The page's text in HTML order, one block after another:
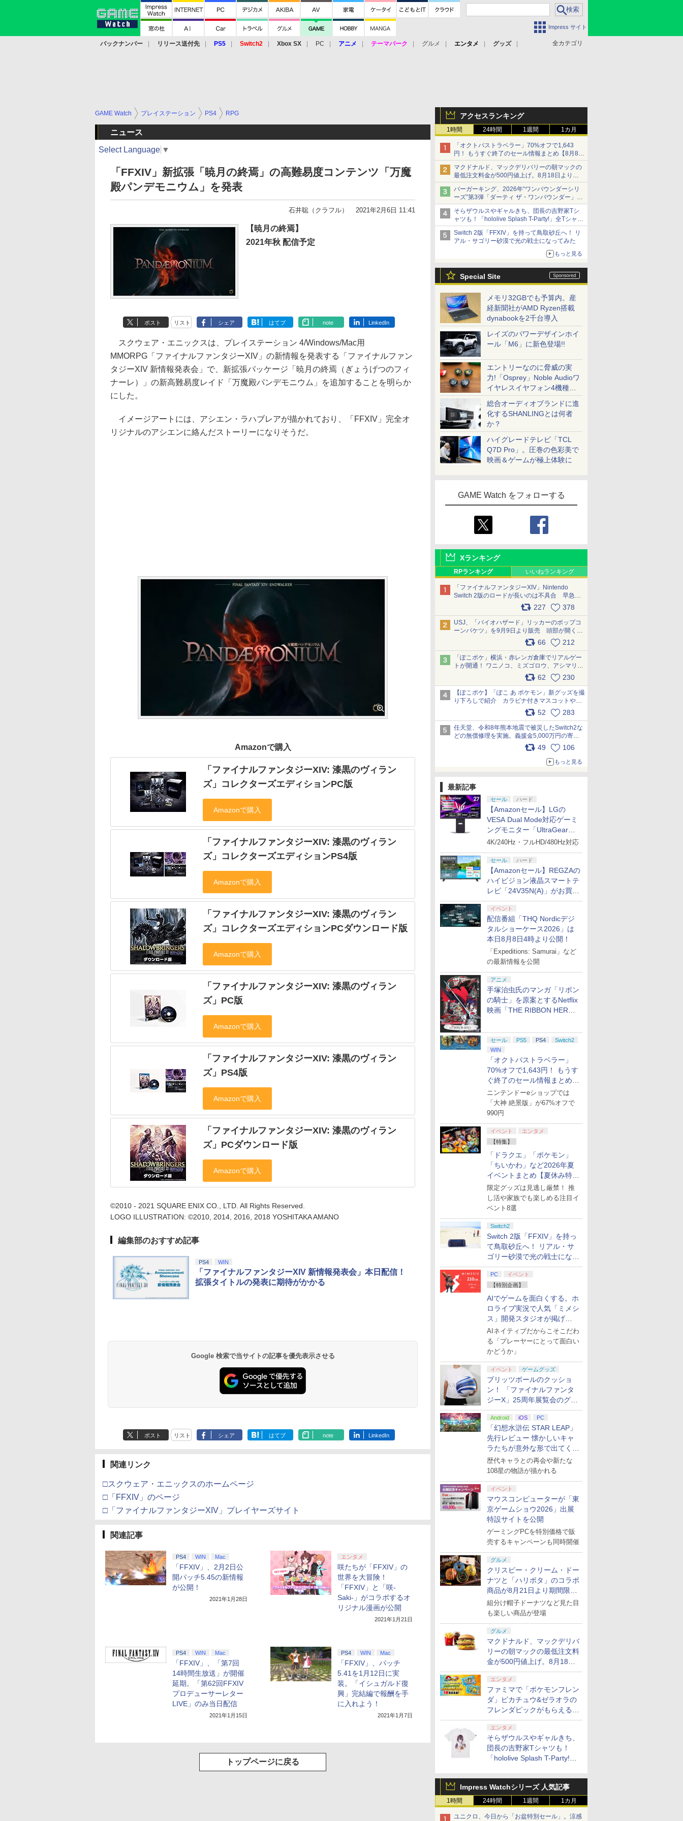
Impress サイト
全カテゴリ
バックナンバー リリース送付先 PS5 Switch2 Xbox SX PC アニメ テーマパーク グルメ エンタメ
グッズ
アクセスランキング
1時間 24時間 1週間 1カ月
「オクトパストラベラー」70%オフで1,643
円！ もうすぐ終了のセール情報まとめ【8月8日
更新】
ニンテンドーeショップでは「大神 絶景版」が
67%オフで990円
マクドナルド、マックデリバリーの朝マックの
最低注文料金が500円値上げ。8月18日より
1,500円から受付
バーガーキング、2026年“ワンパウンダーシリ
ーズ”第3弾「ダーティ ザ・ワンパウンダー」を
8月7日発売
「特製ガーリックマヨソース」を使用した超大
型チーズバーガー
そらザウルスやギャルきち、団長の吉野家Tシ
ャツも！「hololive Splash T-Party!」全Tシャツ
ラインナップ公開＆オンライン販売開始
Switch 2版「FFXIV」を持って鳥取砂丘へ！ リ
アル・サゴリー砂漠で光の戦士になってみた
もっと見る
Special Site
メモリ32GBでも予算内。産
経新聞社がAMD Ryzen搭載
dynabookを2千台導入
レイズのパワーデザインホイ
ール「M6」に新色登場!!
エントリーなのに脅威の実
力!「Osprey」Noble Audioワ
イヤレスイヤフォン4機種を
一気に聴く
総合オーディオブランドに進
化するSHANLINGとは何者
か？
ハイグレードテレビ「TCL
Q7D Pro」。圧巻の色彩美で
映画＆ゲームが極上体験に
GAME Watch をフォローする
Xランキング
RPランキング いいねランキング
「ファイナルファンタジーXIV」Nintendo
Switch 2版のロードが長いのは不具合 早急に
アップデートできるよう対応中227 378
USJ、「バイオハザード」リッカーのポップコ
ーンバケツ」を9月9日より販売 頭部が開く仕
組み。味は恐怖を堪のう「味噌フレーバー」
66 212
「ぽこポケ」横浜・赤レンガ倉庫でリアルゲー
トが開通！ ワニノコ、ミズゴロウ、アシマリ登
場シーンをレポート pic.x.com/LDgEByVl6D
62 230
【ぽこポケ】「ぽこ あ ポケモン」新グッズを撮
り下ろしで紹介 カラビナ付きマスコットやス
52 283
任天堂、令和8年熊本地震で被災したSwitch2な
どの無償修理を実施。義援金5,000万円の寄付
も発表 pic.x.com/BAYsMfUfUC
49 106
もっと見る
最新記事
セール ハード
【Amazonセール】LGの
VESA Dual Mode対応ゲーミ
ングモニター「UltraGear
27G850A-B」がお買い得！
4K/240Hz・フルHD/480Hz対応
セール ハード
【Amazonセール】REGZAの
ハイビジョン液晶スマートテ
レビ「24V35N(A)」がお買い
得！
イベント
配信番組「THQ Nordicデジ
タルショーケース2026」は
本日8月8日4時より公開！
「Expeditions: Samurai」など
の最新情報を公開
アニメ
手塚治虫氏のマンガ「リボン
の騎士」を原案とするNetflix
映画「THE RIBBON HERO
セール PS5 PS4
Switch2
WIN
「オクトパストラベラー」
70%オフで1,643円！ もうす
ぐ終了のセール情報まとめ
【8月8日更新】
ニンテンドーeショップでは
「大神 絶景版」が67%オフで
990円
イベント
エンタメ
【特集】
「ドラクエ」「ポケモン」
「ちいかわ」など2026年夏
イベントまとめ【夏休み特
集】
限定グッズは見逃し厳禁！ 推
し活や家族でも楽しめる注目イ
ベント8選
Switch2
Switch 2版「FFXIV」を持っ
て鳥取砂丘へ！ リアル・サ
ゴリー砂漠で光の戦士になっ
てみた
PC
イベント
【特別企画】
AIでゲームを面白くする。ホ
ロライブ実況で人気「ミメシ
ス」開発スタジオが掲げ
る“AI活用の信念”とは？【講
演レポート】
AIネイティブだからこそこだわ
る「プレーヤーにとって面白い
かどうか」
イベント ゲームグッズ
ブリッツボールのクッショ
ン！ 「ファイナルファンタ
ジーX」25周年展覧会のグッ
ズ情報が公開
Android iOS PC
「幻想水滸伝 STAR LEAP」
先行レビュー 懐かしいキャ
ラたちが意外な形で出てくる
シリーズ完全新作！
歴代キャラとの再会や新たな
108星の物語が描かれる
イベント
マウスコンピューターが「東
京ゲームショウ2026」出展
特設サイトを公開
ゲーミングPCを特別価格で販
売するキャンペーンも同時開催
グルメ
クリスピー・クリーム・ドー
ナツと「ハリポタ」のコラボ
商品が8月21日より期間限定
で発売
組分け帽子ドーナツなど見た目
も楽しい商品が登場
グルメ
マクドナルド、マックデリバ
リーの朝マックの最低注文料
金が500円値上げ。8月18日
より1,500円から受付
エンタメ
ファミマで「ポケモンフレン
ダ」ピカチュウ&ゼラオラの
フレンダピックがもらえるキ
ャンペーン開催！
エンタメ
そらザウルスやギャルきち、
団長の吉野家Tシャツも！
「hololive Splash T-Party!」
＆オンライン販売開始
Impress Watchシリーズ 人気記事
1時間 24時間 1週間 1カ月
ユニクロ、今日から「お盆特別セール」。涼感
GAME Watch プレイステーション PS4 RPG
ニュース
Select Language ▼
「FFXIV」新拡張「暁月の終焉」の高難易度コンテンツ「万魔
殿パンデモニウム」を発表
石井聡（クラフル） 2021年2月6日 11:41
【暁月の終焉】
2021年秋 配信予定
ポスト リスト シェア はてブ note LinkedIn
スクウェア・エニックスは、プレイステーション 4/Windows/Mac用
MMORPG「ファイナルファンタジーXIV」の新情報を発表する「ファイナルファン
タジーXIV 新情報発表会」で、新拡張パッケージ「暁月の終焉（ぎょうげつのフィ
ナーレ）」の新高難易度レイド「万魔殿パンデモニウム」を追加することを明らか
にした。
イメージアートには、アシエン・ラハブレアが描かれており、「FFXIV」完全オ
リジナルのアシエンに絡んだストーリーになりそうだ。
Amazonで購入
「ファイナルファンタジーXIV: 漆黒のヴィラン
ズ」コレクターズエディションPC版
「ファイナルファンタジーXIV: 漆黒のヴィラン
ズ」コレクターズエディションPS4版
「ファイナルファンタジーXIV: 漆黒のヴィラン
ズ」コレクターズエディションPCダウンロード版
「ファイナルファンタジーXIV: 漆黒のヴィラン
ズ」PC版
「ファイナルファンタジーXIV: 漆黒のヴィラン
ズ」PS4版
「ファイナルファンタジーXIV: 漆黒のヴィラン
ズ」PCダウンロード版
©2010 - 2021 SQUARE ENIX CO., LTD. All Rights Reserved.
LOGO ILLUSTRATION: ©2010, 2014, 2016, 2018 YOSHITAKA AMANO
編集部のおすすめ記事
PS4 WIN
「ファイナルファンタジーXIV 新情報発表会」本日配信！
拡張タイトルの発表に期待がかかる
Google 検索で当サイトの記事を優先表示させる
ポスト リスト シェア はてブ note LinkedIn
関連リンク
□スクウェア・エニックスのホームページ
□「FFXIV」のページ
□「ファイナルファンタジーXIV」プレイヤーズサイト
関連記事
PS4 WIN Mac
「FFXIV」、2月2日公
開パッチ5.45の新情報
が公開！
2021年1月28日
エンタメ
咲たちが「FFXIV」の
世界を大冒険！
「FFXIV」と「咲-
Saki-」がコラボするオ
リジナル漫画が公開
2021年1月21日
PS4 WIN Mac
「FFXIV」、「第7回
14時間生放送」が開催
延期。「第62回FFXIV
プロデューサーレター
LIVE」のみ当日配信
2021年1月15日
PS4 WIN Mac
「FFXIV」、パッチ
5.41を1月12日に実
装。「イシュガルド復
興」完結編で報酬を手
に入れよう！
2021年1月7日
トップページに戻る